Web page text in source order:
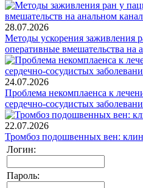
28.07.2026
Методы ускорения заживления
оперативные вмешательства на
24.07.2026
Проблема некомплаенса к
сердечно-сосудистых
22.07.2026
Тромбоз подошвенных вен:
Логин:
Пароль: